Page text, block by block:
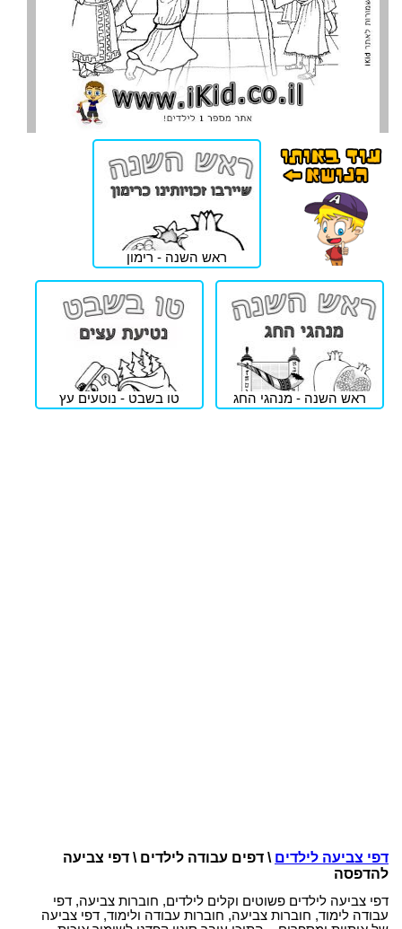
ראש השנה - רימון
ראש השנה - מנהגי החג טו בשבט - נוטעים עץ
דפי צביעה לילדים \ דפים עבודה לילדים \ דפי צביעה
להדפסה
דפי צביעה לילדים פשוטים וקלים לילדים, חוברות צביעה, דפי
עבודה לימוד, חוברות צביעה, חוברות עבודה ולימוד, דפי צביעה